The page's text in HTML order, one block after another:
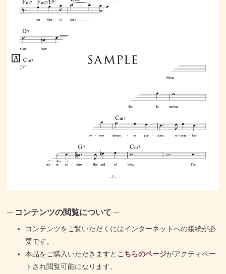
─ コンテンツの閲覧について ─
コンテンツをご覧いただくにはインターネットへの接続が必
要です。
本品をご購入いただきますと こちらのページがアクティベー
トされ閲覧可能になります。